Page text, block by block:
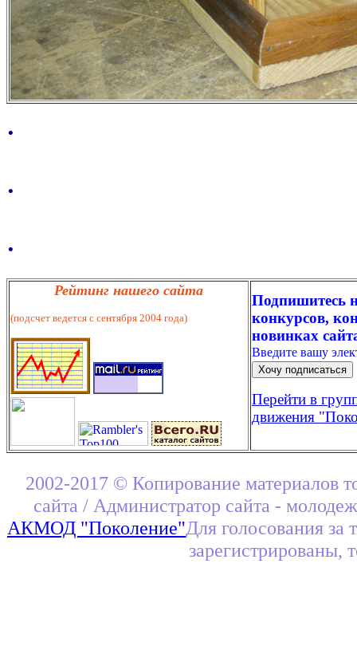
.
.
.
Рейтинг нашего сайта
(подсчет ведется с сентября 2004 года)
Подпишитесь
конкурсов,
новинках
Введите вашу
Перейти в
движения
2002-2017 © Копирование материалов
сайта / Администратор сайта -
АКМОД "Поколение"Для голосования за
зарегистрированы,